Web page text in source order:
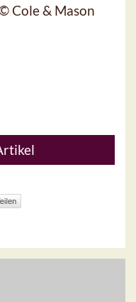
Cole & Mason